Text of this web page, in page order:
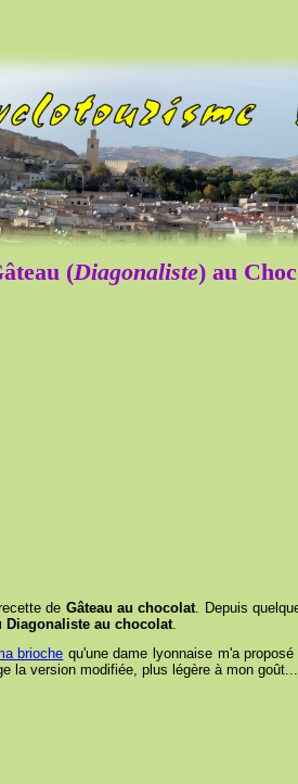
(Diagonaliste) au
de Gâteau au chocolat . Depuis
Diagonaliste au chocolat
brioche qu'une dame lyonnaise m'a
la version modifiée, plus légère à mon goût...